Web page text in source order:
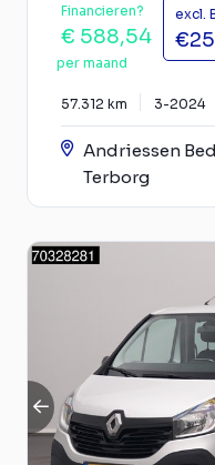
Financieren?
€ 588,54
per maand
excl.
57.312 km 3-2024
Andriessen
Terborg